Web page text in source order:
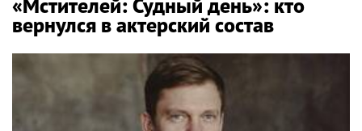
«Мстителей: Судный день»: кто
вернулся в актерский состав